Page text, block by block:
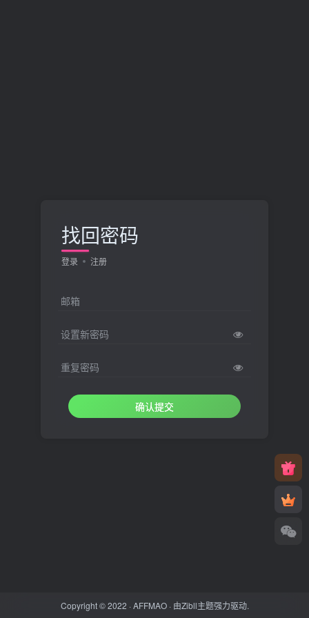
找回密码
登录 注册
邮箱
设置新密码
重复密码
确认提交
Copyright © 2022 ·AFFMAO· 由Zibll主题强力驱动.